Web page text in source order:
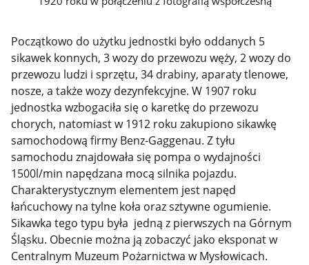
Początkowo do użytku jednostki było oddanych 5
sikawek konnych, 3 wozy do przewozu węży, 2 wozy do
przewozu ludzi i sprzętu, 34 drabiny, aparaty tlenowe,
nosze, a także wozy dezynfekcyjne. W 1907 roku
jednostka wzbogaciła się o karetkę do przewozu
chorych, natomiast w 1912 roku zakupiono sikawkę
samochodową firmy Benz-Gaggenau. Z tyłu
samochodu znajdowała się pompa o wydajności
1500l/min napędzana mocą silnika pojazdu.
Charakterystycznym elementem jest napęd
łańcuchowy na tylne koła oraz sztywne ogumienie.
Sikawka tego typu była jedną z pierwszych na Górnym
Śląsku. Obecnie można ją zobaczyć jako eksponat w
Centralnym Muzeum Pożarnictwa w Mysłowicach.